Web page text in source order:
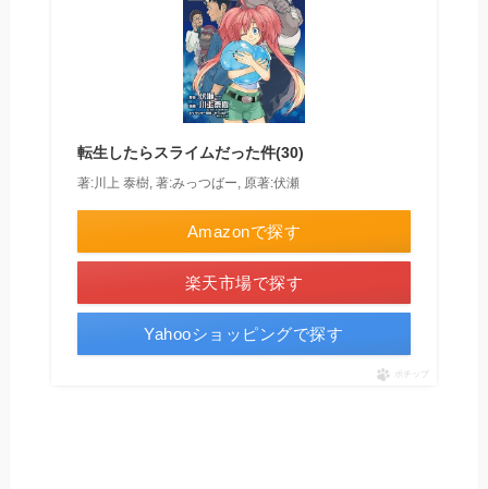
転生したらスライムだった件(30)
著:川上 泰樹, 著:みっつばー, 原著:伏瀬
Amazonで探す
楽天市場で探す
Yahooショッピングで探す
ポチップ